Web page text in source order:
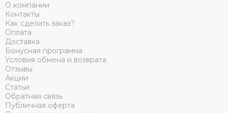
О компании
Контакты
Как сделать заказ?
Оплата
Доставка
Бонусная программа
Условия обмена и возврата
Отзывы
Акции
Статьи
Обратная связь
Публичная оферта